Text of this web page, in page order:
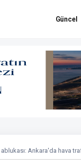
Güncel
ablukası: Ankara'da hava